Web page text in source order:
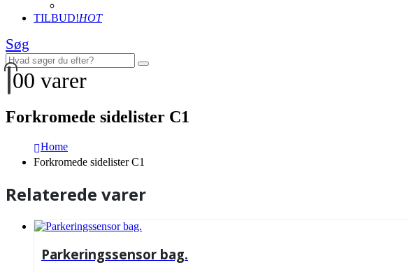
TILBUD!HOT
Søg
00 varer
Forkromede sidelister C1
Home
Forkromede sidelister C1
Relaterede varer
Parkeringssensor bag.